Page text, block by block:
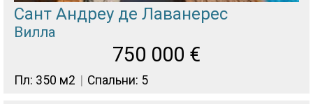
Сант Андреу де Лаванерес
Вилла
750 000 €
Пл: 350 м2 Спальни: 5